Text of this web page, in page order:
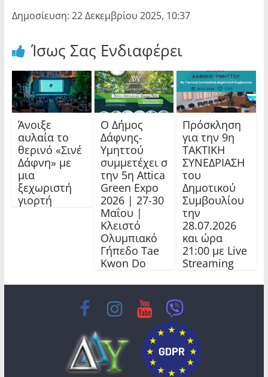
Δημοσίευση: 22 Δεκεμβρίου 2025, 10:37
Ίσως Σας Ενδιαφέρει
Άνοιξε
αυλαία το
θερινό «Σινέ
Δάφνη» με
μια
ξεχωριστή
γιορτή
Ο Δήμος
Δάφνης-
Υμηττού
συμμετέχει σ
την 5η Attica
Green Expo
2026 | 27-30
Μαΐου |
Κλειστό
Ολυμπιακό
Γήπεδο Tae
Kwon Do
Πρόσκληση
για την 9η
ΤΑΚΤΙΚΗ
ΣΥΝΕΔΡΙΑΣΗ
του
Δημοτικού
Συμβουλίου
την
28.07.2026
και ώρα
21:00 με Live
Streaming